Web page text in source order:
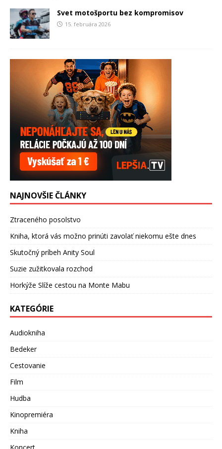
Svet motošportu bez kompromisov
15. februára 2026
NAJNOVŠIE ČLÁNKY
Ztraceného posolstvo
Kniha, ktorá vás možno prinúti zavolať niekomu ešte dnes
Skutočný príbeh Anity Soul
Suzie zužitkovala rozchod
Horkýže Slíže cestou na Monte Mabu
KATEGÓRIE
Audiokniha
Bedeker
Cestovanie
Film
Hudba
Kinopremiéra
Kniha
Koncert